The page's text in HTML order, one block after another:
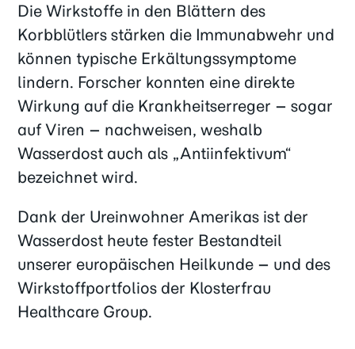
Die Wirkstoffe in den Blättern des
Korbblütlers stärken die Immunabwehr und
können typische Erkältungssymptome
lindern. Forscher konnten eine direkte
Wirkung auf die Krankheitserreger – sogar
auf Viren – nachweisen, weshalb
Wasserdost auch als „Antiinfektivum“
bezeichnet wird.
Dank der Ureinwohner Amerikas ist der
Wasserdost heute fester Bestandteil
unserer europäischen Heilkunde – und des
Wirkstoffportfolios der Klosterfrau
Healthcare Group.